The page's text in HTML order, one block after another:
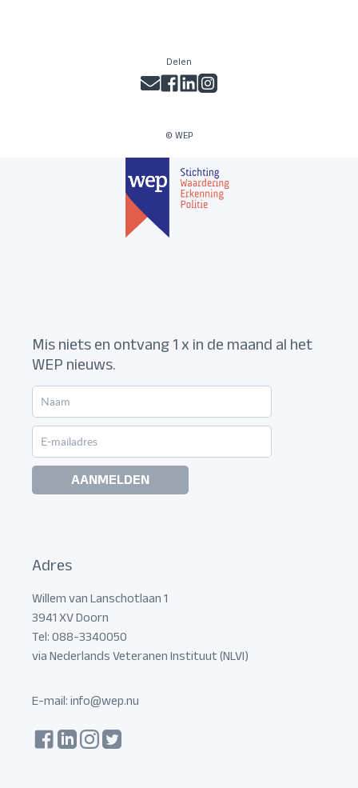
Delen
© WEP
Mis niets en ontvang 1 x in de maand al het
WEP nieuws.
AANMELDEN
Adres
Willem van Lanschotlaan 1
3941 XV Doorn
Tel: 088-3340050
via Nederlands Veteranen Instituut (NLVI)
E-mail:info@wep.nu